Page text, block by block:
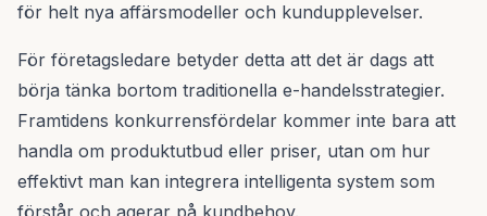
för helt nya affärsmodeller och kundupplevelser.
För företagsledare betyder detta att det är dags att
börja tänka bortom traditionella e-handelsstrategier.
Framtidens konkurrensfördelar kommer inte bara att
handla om produktutbud eller priser, utan om hur
effektivt man kan integrera intelligenta system som
förstår och agerar på kundbehov.